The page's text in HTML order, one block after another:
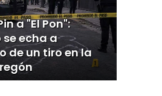
a "El Pon":
echa a
de un tiro en la